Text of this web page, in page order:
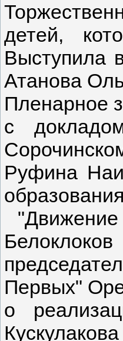
детей,
Выступила
Атанова
Пленарное
с
Руфина
Первых"
о